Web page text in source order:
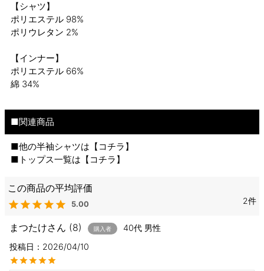
【シャツ】
ポリエステル 98%
ポリウレタン 2%
【インナー】
ポリエステル 66%
綿 34%
■関連商品
■他の半袖シャツは【 コチラ 】
■トップス一覧は【 コチラ 】
5.00 2
まつたけ 8 購入者 40代 男性
投稿日
2026/04/10